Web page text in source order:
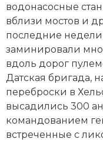
Историческая
История
История
История,
исторического
Итория
водонасосные
вблизи мостов и
последние
заминировали
вдоль дорог
Датская бригада,
переброски в
высадились 300
командованием
встреченные с